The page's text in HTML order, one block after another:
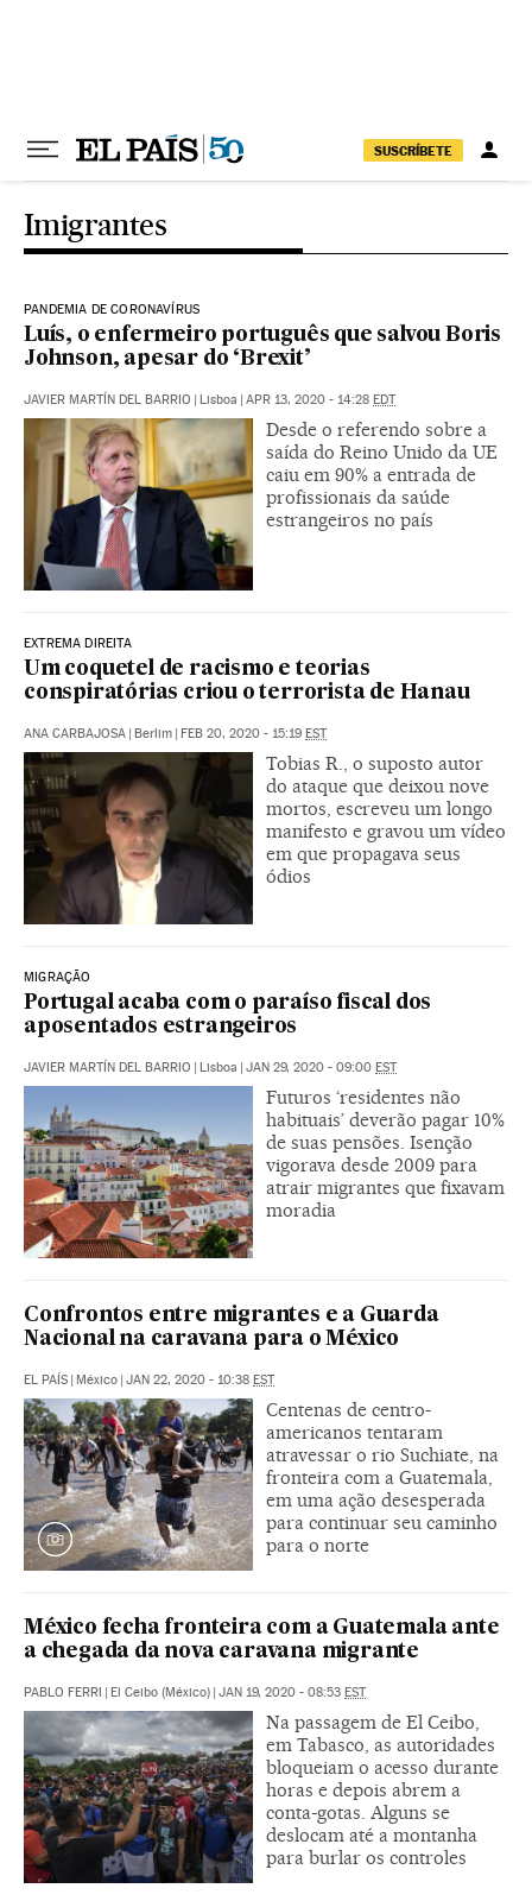
SUSCRÍBETE
Imigrantes
PANDEMIA DE CORONAVÍRUS
Luís, o enfermeiro português que salvou Boris
Johnson, apesar do ‘Brexit’
JAVIER MARTÍN DEL BARRIO | Lisboa | APR 13, 2020 - 14:28 EDT
Desde o referendo sobre a
saída do Reino Unido da UE
caiu em 90% a entrada de
profissionais da saúde
estrangeiros no país
EXTREMA DIREITA
Um coquetel de racismo e teorias
conspiratórias criou o terrorista de Hanau
ANA CARBAJOSA | Berlim | FEB 20, 2020 - 15:19 EST
Tobias R., o suposto autor
do ataque que deixou nove
mortos, escreveu um longo
manifesto e gravou um vídeo
em que propagava seus
ódios
MIGRAÇÃO
Portugal acaba com o paraíso fiscal dos
aposentados estrangeiros
JAVIER MARTÍN DEL BARRIO | Lisboa | JAN 29, 2020 - 09:00 EST
Futuros ‘residentes não
habituais’ deverão pagar 10%
de suas pensões. Isenção
vigorava desde 2009 para
atrair migrantes que fixavam
moradia
Confrontos entre migrantes e a Guarda
Nacional na caravana para o México
EL PAÍS | México | JAN 22, 2020 - 10:38 EST
Centenas de centro-
americanos tentaram
atravessar o rio Suchiate, na
fronteira com a Guatemala,
em uma ação desesperada
para continuar seu caminho
para o norte
México fecha fronteira com a Guatemala ante
a chegada da nova caravana migrante
PABLO FERRI | El Ceibo (México) | JAN 19, 2020 - 08:53 EST
Na passagem de El Ceibo,
em Tabasco, as autoridades
bloqueiam o acesso durante
horas e depois abrem a
conta-gotas. Alguns se
deslocam até a montanha
para burlar os controles